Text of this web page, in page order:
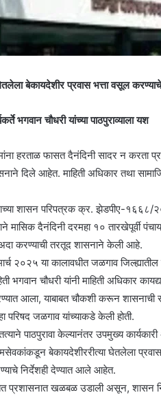
बेकायदेशीर प्रवास भत्ता वसूल
भगवान चौधरी यांच्या पाठपुराव्याला यश
हरताळ फासत दैनंदिनी सादर न
दिले आहेत. माहिती अधिकार तथा
शासन परिपत्रक क्र. झेडपीए-
मासिक दैनंदिनी दरमहा १०
करण्याची तरतूद शासनाने केली आहे.
२०२५ या कालावधीत जळगाव
भगवान चौधरी यांनी माहिती अधिकार
आला, याबाबत चौकशी करून शासनाची
परिषद जळगाव यांच्याकडे केली होती.
पाठपुरावा केल्यानंतर उपमुख्य
बेकायदेशीररीत्या घेतलेला
निर्देशही देण्यात आले आहेत.
प्रशासनात खळबळ उडाली असून, शासन